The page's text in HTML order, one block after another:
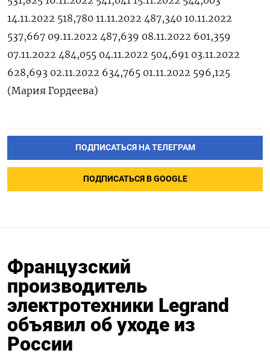
14.11.2022 518,780 11.11.2022 487,340 10.11.2022
537,667 09.11.2022 487,639 08.11.2022 601,359
07.11.2022 484,055 04.11.2022 504,691 03.11.2022
628,693 02.11.2022 634,765 01.11.2022 596,125
(Мария Гордеева)
ПОДПИСАТЬСЯ НА ТЕЛЕГРАМ
ПОДПИСАТЬСЯ В GOOGLE
Французский
производитель
электротехники Legrand
объявил об уходе из
России